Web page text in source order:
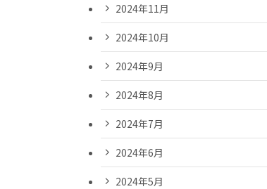
2024年11月
2024年10月
2024年9月
2024年8月
2024年7月
2024年6月
2024年5月